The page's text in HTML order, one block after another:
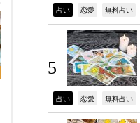
占い 恋愛 無料占い
占い 恋愛 無料占い